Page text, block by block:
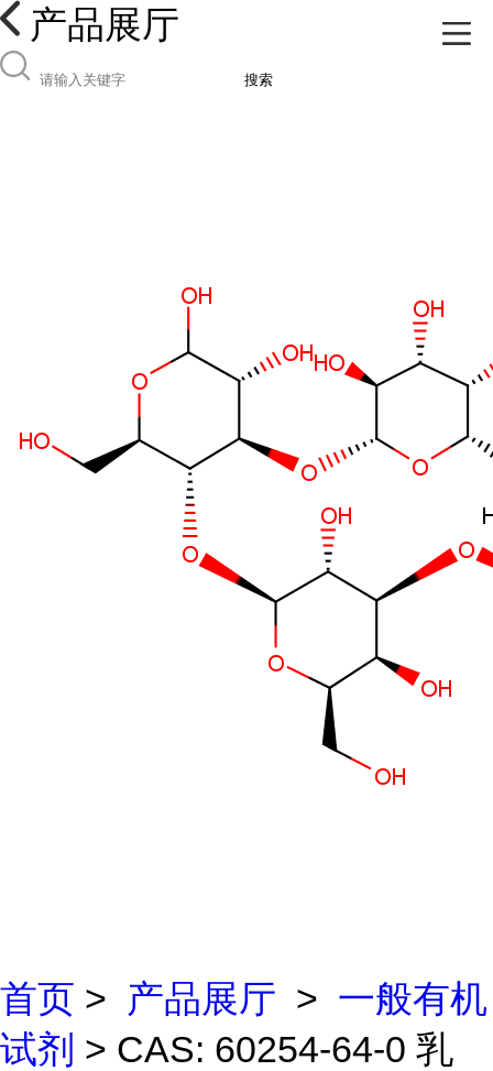
产品展厅
搜索
首页 > 产品展厅 > 一般有机
试剂 > CAS: 60254-64-0 乳